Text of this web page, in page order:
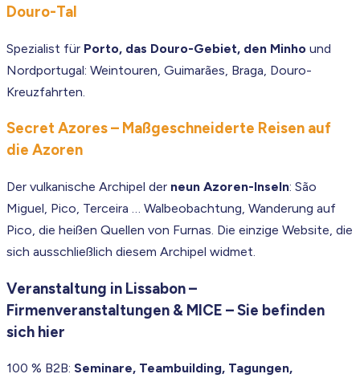
Douro-Tal
Spezialist für Porto, das Douro-Gebiet, den Minho und
Nordportugal: Weintouren, Guimarães, Braga, Douro-
Kreuzfahrten.
Secret Azores – Maßgeschneiderte Reisen auf
die Azoren
Der vulkanische Archipel der neun Azoren-Inseln: São
Miguel, Pico, Terceira … Walbeobachtung, Wanderung auf
Pico, die heißen Quellen von Furnas. Die einzige Website, die
sich ausschließlich diesem Archipel widmet.
Veranstaltung in Lissabon –
Firmenveranstaltungen & MICE – Sie befinden
sich hier
100 % B2B: Seminare, Teambuilding, Tagungen,